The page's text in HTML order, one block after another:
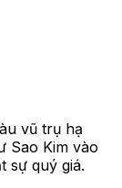
vũ trụ hạ
Sao Kim vào
sự quý giá.